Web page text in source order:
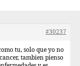
#30237
tu, solo que yo no
tambien pienso